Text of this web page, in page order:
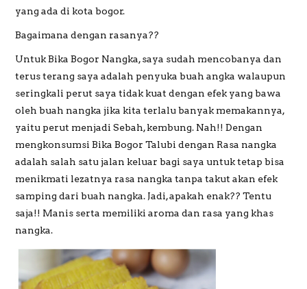
yang ada di kota bogor.
Bagaimana dengan rasanya??
Untuk Bika Bogor Nangka, saya sudah mencobanya dan
terus terang saya adalah penyuka buah angka walaupun
seringkali perut saya tidak kuat dengan efek yang bawa
oleh buah nangka jika kita terlalu banyak memakannya,
yaitu perut menjadi Sebah, kembung. Nah!! Dengan
mengkonsumsi Bika Bogor Talubi dengan Rasa nangka
adalah salah satu jalan keluar bagi saya untuk tetap bisa
menikmati lezatnya rasa nangka tanpa takut akan efek
samping dari buah nangka. Jadi, apakah enak?? Tentu
saja!! Manis serta memiliki aroma dan rasa yang khas
nangka.